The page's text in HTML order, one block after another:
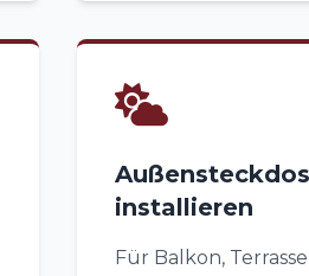
installieren
Für Balkon,